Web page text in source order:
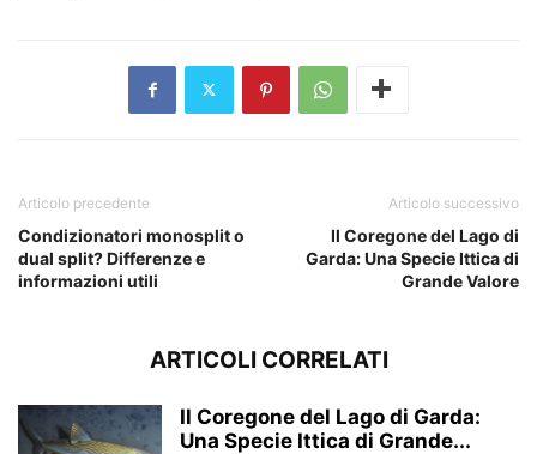
Articolo precedente
Condizionatori monosplit o
dual split? Differenze e
informazioni utili
Articolo successivo
Il Coregone del Lago di
Garda: Una Specie Ittica di
Grande Valore
ARTICOLI CORRELATI
Il Coregone del Lago di Garda:
Una Specie Ittica di Grande...